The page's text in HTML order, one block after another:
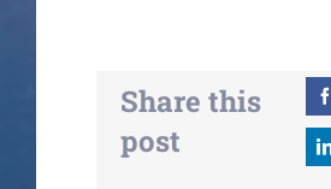
Share this
post